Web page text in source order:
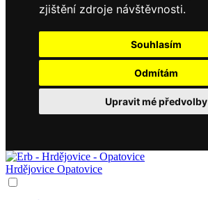
zjištění zdroje návštěvnosti.
Souhlasím
Odmítám
Upravit mé předvolby
Hrdějovice Opatovice